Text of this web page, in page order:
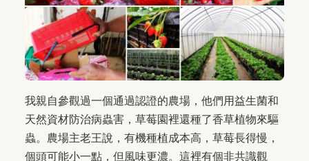
我親自參觀過一個通過認證的農場，他們用益生菌和
天然資材防治病蟲害，草莓園裡還種了香草植物來驅
蟲。農場主老王說，有機種植成本高，草莓長得慢，
個頭可能小一點，但風味更濃。這裡有個非共識觀